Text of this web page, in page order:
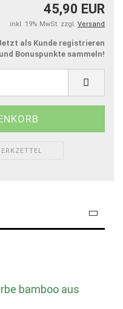
45,90 EUR
inkl. 19% MwSt. zzgl. Versand
als Kunde registrieren
und Bonuspunkte sammeln!
bamboo aus